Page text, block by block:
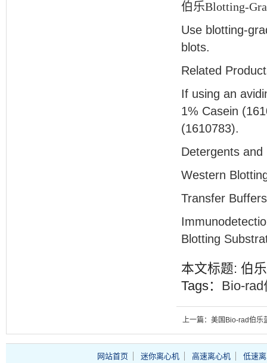
伯乐Blotting-
Use blotting-
blots.
Related
If using an
1% Casein
(1610783).
Detergents
Western
Transfer Buffers
Blotting
本文标题: 伯
Tags： Bio-
上一篇：美国Bio-rad伯乐
1610375/1610395
网站首页 迷你离心机 高速离心机 低速